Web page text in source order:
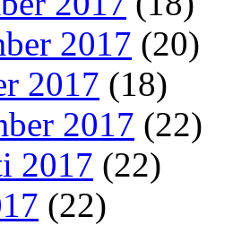
2017 (20)
2017 (18)
2017 (22)
2017 (22)
(22)